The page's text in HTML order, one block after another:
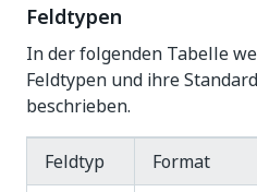
Feldtypen
In der folgenden Tabelle
Feldtypen und ihre
beschrieben.
Feldtyp
Format